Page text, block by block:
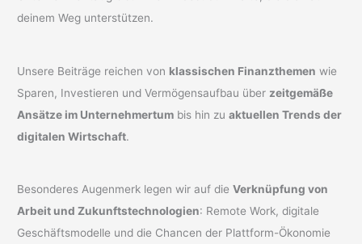
deinem Weg unterstützen.
Unsere Beiträge reichen von klassischen Finanzthemen wie
Sparen, Investieren und Vermögensaufbau über zeitgemäße
Ansätze im Unternehmertum bis hin zuaktuellen Trends der
digitalen Wirtschaft.
Besonderes Augenmerk legen wir auf dieVerknüpfung von
Arbeit und Zukunftstechnologien: Remote Work, digitale
Geschäftsmodelle und die Chancen der Plattform-Ökonomie